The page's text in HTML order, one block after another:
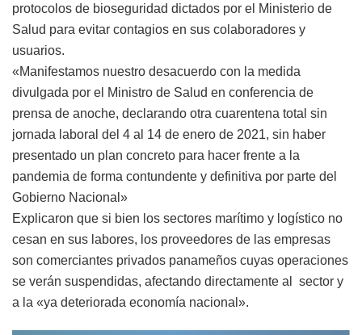
protocolos de bioseguridad dictados por el Ministerio de
Salud para evitar contagios en sus colaboradores y
usuarios.
«Manifestamos nuestro desacuerdo con la medida
divulgada por el Ministro de Salud en conferencia de
prensa de anoche, declarando otra cuarentena total sin
jornada laboral del 4 al 14 de enero de 2021, sin haber
presentado un plan concreto para hacer frente a la
pandemia de forma contundente y definitiva por parte del
Gobierno Nacional»
Explicaron que si bien los sectores marítimo y logístico no
cesan en sus labores, los proveedores de las empresas
son comerciantes privados panameños cuyas operaciones
se verán suspendidas, afectando directamente al sector y
a la «ya deteriorada economía nacional».